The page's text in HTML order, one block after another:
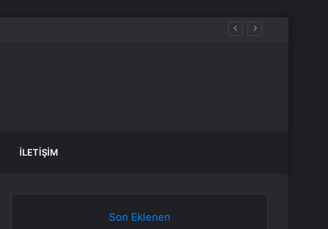
İLETIŞIM
Son Eklenen